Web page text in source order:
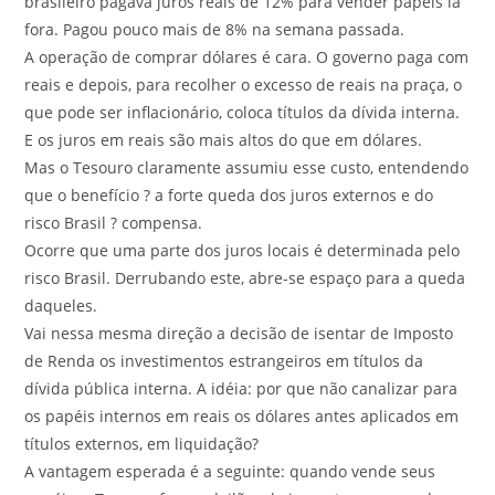
fora. Pagou pouco mais de 8% na semana passada.
A operação de comprar dólares é cara. O governo paga com
reais e depois, para recolher o excesso de reais na praça, o
que pode ser inflacionário, coloca títulos da dívida interna.
E os juros em reais são mais altos do que em dólares.
Mas o Tesouro claramente assumiu esse custo, entendendo
que o benefício ? a forte queda dos juros externos e do
risco Brasil ? compensa.
Ocorre que uma parte dos juros locais é determinada pelo
risco Brasil. Derrubando este, abre-se espaço para a queda
daqueles.
Vai nessa mesma direção a decisão de isentar de Imposto
de Renda os investimentos estrangeiros em títulos da
dívida pública interna. A idéia: por que não canalizar para
os papéis internos em reais os dólares antes aplicados em
títulos externos, em liquidação?
A vantagem esperada é a seguinte: quando vende seus